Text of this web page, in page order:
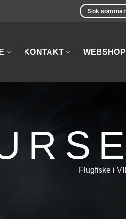
Sök
KONTAKT WEBSHOP
Flugfiske i